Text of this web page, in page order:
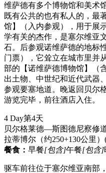
维萨德有多个博物馆和美术
既有公共的也有私人的，最
馆】（入内参观），用于展
学有关的杰作，是塞尔维亚
石。后参观诺维萨德的地标
门票），它耸立在城市里并
部的【诺维萨德博物馆】（
出土物、中世纪和近代武器
参观要塞地道。晚返回贝尔
游览完毕，前往酒店入住。
4 Day第4天
贝尔格莱德—斯图德尼察修
拉蒂博尔（约250+130公里）
餐食： 早餐[包含]午餐[包含]
驱车前往位于塞尔维亚南部